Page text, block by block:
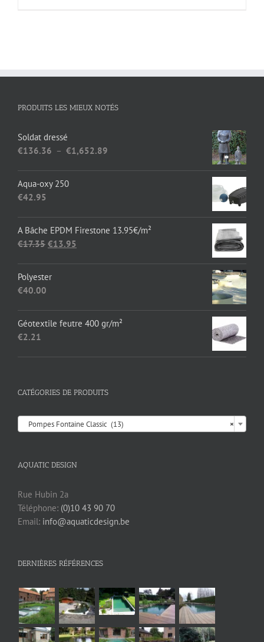
PRODUITS LES MIEUX NOTÉS
Soldat dressé
€136.36 – €1,652.89
€1,652.89
Aqua-oxy 250
€42.95
A Bâche EPDM Firestone 13.95€/m²
€17.35 Le
était :
€13.95
Polyester
€40.00
Géotextile feutre 400 gr/m²
€2.21
CATÉGORIES DE PRODUITS
×
Pompes Fontaine Classic (13)
AQUATIC DESIGN
Rue Hubin 2a
Téléphone: (0)10 43 90 70
Email: info@aquaticdesign.be
DERNIÈRES RÉFÉRENCES